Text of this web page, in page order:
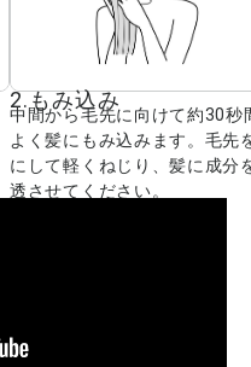
2.もみ込み
中間から毛先に向けて約30秒
よく髪にもみ込みます。毛先
にして軽くねじり、髪に成分
透させてください。